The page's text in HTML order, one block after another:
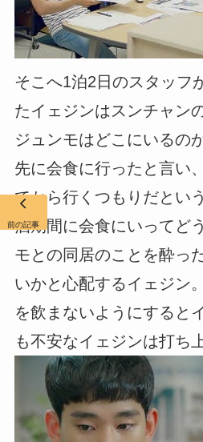
そこへ1泊2日のスタッフ
たイェジンはスンチャン
ジュンモはどこにいるの
先に会食に行ったと言い
てから行くつもりだとい
酒期間に会食にいってど
モとの同居のことを酔っ
いかと心配するイェジン
を飲まないようにすると
も不安なイェジンは打ち
前の記事